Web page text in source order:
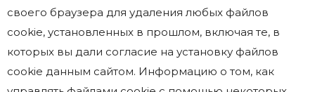
своего браузера для удаления любых файлов
cookie, установленных в прошлом, включая те, в
которых вы дали согласие на установку файлов
cookie данным сайтом. Информацию о том, как